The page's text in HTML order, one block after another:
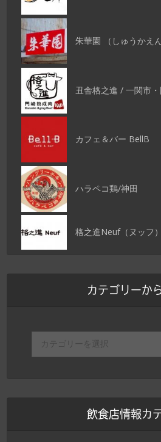
朱華園 （しゅうかえ
丑舎格之進 / 一関市
カフェ＆バー BellB
ハラペコ鶏/神田
格之進Neuf（ヌッフ
カテゴリーか
飲食店情報カ